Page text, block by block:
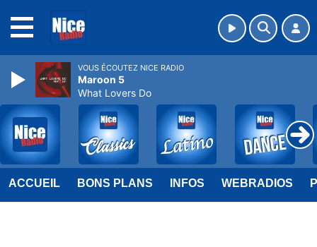
ACCUEIL BONS PLANS INFOS WEBRADIOS
VOUS ÉCOUTEZ NICE RADIO
Maroon 5
What Lovers Do